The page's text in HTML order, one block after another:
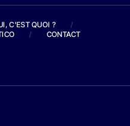
C'EST QUOI ?
/
/ CONTACT